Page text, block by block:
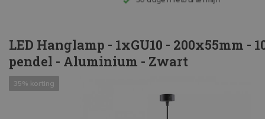
LED Hanglamp - 1xGU10 - 200x55mm -
pendel - Aluminium - Zwart
35% korting